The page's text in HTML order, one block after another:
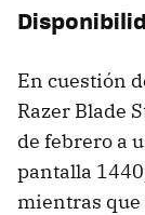
En cuestión
Razer Blade
de febrero a
pantalla
mientras